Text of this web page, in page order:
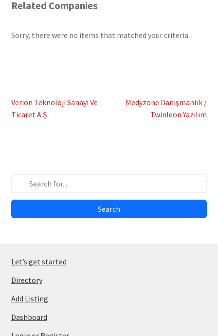
Related Companies
Sorry, there were no items that matched your criteria.
Post
navigation
Previous
post:
Verion Teknoloji Sanayi Ve
Ticaret A.Ş
Next
Medyzone Danışmanlık /
Twinleon Yazılım
Search
Let’s get started
Directory
Add Listing
Dashboard